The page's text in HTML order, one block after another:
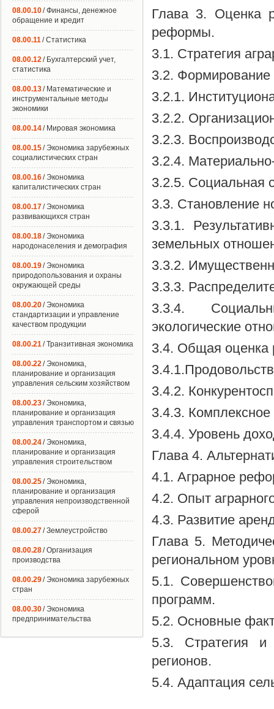
Глава 3. Оценка
реформы.
3.1. Стратегия
3.2. Формирование
3.2.1.
3.2.2.
3.2.3.
3.2.4.
3.2.5. Социальная
3.3. Становление
3.3.1.
земельных
3.3.2.
3.3.3.
3.3.4.
экологические
3.4. Общая оценка
3.4.2.
3.4.3. Комплексное
3.4.4. Уровень
Глава 4.
4.1. Аграрное
4.2. Опыт
4.3. Развитие
Глава 5.
региональном
5.1.
программ.
5.2. Основные
5.3. Стратегия
регионов.
5.4. Адаптация
08.00.10/ Финансы, денежное
обращение и кредит
08.00.11/ Статистика
08.00.12/ Бухгалтерский учет,
статистика
08.00.13/ Математические и
инструментальные методы
экономики
08.00.14/ Мировая экономика
08.00.15/ Экономика зарубежных
социалистических стран
08.00.16/ Экономика
капиталистических стран
08.00.17/ Экономика
развивающихся стран
08.00.18/ Экономика
народонаселения и демография
08.00.19/ Экономика
природопользования и охраны
окружающей среды
08.00.20/ Экономика
стандартизации и управление
качеством продукции
08.00.21/ Транзитивная экономика
08.00.22/ Экономика,
планирование и организация
управления сельским хозяйством
08.00.23/ Экономика,
планирование и организация
управления транспортом и связью
08.00.24/ Экономика,
планирование и организация
управления строительством
08.00.25/ Экономика,
планирование и организация
управления непроизводственной
сферой
08.00.27/ Землеустройство
08.00.28/ Организация
производства
08.00.29/ Экономика зарубежных
стран
08.00.30/ Экономика
предпринимательства